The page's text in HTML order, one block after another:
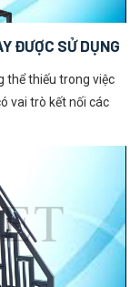
ĐƯỢC SỬ DỤNG
thể thiếu trong việc
vai trò kết nối các
khảo ngay Top 5
đây để có lựa chọn
của mình!